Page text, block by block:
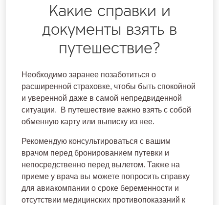
Какие справки и
документы взять в
путешествие?
Необходимо заранее позаботиться о
расширенной страховке, чтобы быть спокойной
и уверенной даже в самой непредвиденной
ситуации. В путешествие важно взять с собой
обменную карту или выписку из нее.
Рекомендую консультироваться с вашим
врачом перед бронированием путевки и
непосредственно перед вылетом. Также на
приеме у врача вы можете попросить справку
для авиакомпании о сроке беременности и
отсутствии медицинских противопоказаний к